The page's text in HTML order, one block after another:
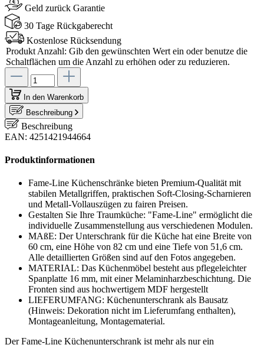
Geld zurück Garantie
30 Tage Rückgaberecht
Kostenlose Rücksendung
Produkt Anzahl: Gib den gewünschten Wert ein oder benutze die
Schaltflächen um die Anzahl zu erhöhen oder zu reduzieren.
In den Warenkorb
Beschreibung
Beschreibung
EAN: 4251421944664
Produktinformationen
Fame-Line Küchenschränke bieten Premium-Qualität mit
stabilen Metallgriffen, praktischen Soft-Closing-Scharnieren
und Metall-Vollauszügen zu fairen Preisen.
Gestalten Sie Ihre Traumküche: "Fame-Line" ermöglicht die
individuelle Zusammenstellung aus verschiedenen Modulen.
MAßE: Der Unterschrank für die Küche hat eine Breite von
60 cm, eine Höhe von 82 cm und eine Tiefe von 51,6 cm.
Alle detaillierten Größen sind auf den Fotos angegeben.
MATERIAL: Das Küchenmöbel besteht aus pflegeleichter
Spanplatte 16 mm, mit einer Melaminharzbeschichtung. Die
Fronten sind aus hochwertigem MDF hergestellt
LIEFERUMFANG: Küchenunterschrank als Bausatz
(Hinweis: Dekoration nicht im Lieferumfang enthalten),
Montageanleitung, Montagematerial.
Der Fame-Line Küchenunterschrank ist mehr als nur ein